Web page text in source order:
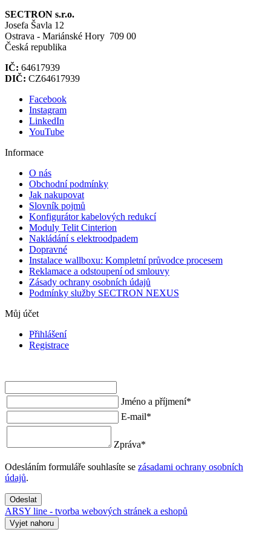
SECTRON s.r.o.
Josefa Šavla 12
Ostrava - Mariánské Hory 709 00
Česká republika
IČ: 64617939
DIČ: CZ64617939
Facebook
Instagram
LinkedIn
YouTube
Informace
O nás
Obchodní podmínky
Jak nakupovat
Slovník pojmů
Konfigurátor kabelových redukcí
Moduly Telit Cinterion
Nakládání s elektroodpadem
Dopravné
Instalace wallboxu: Kompletní průvodce procesem
Reklamace a odstoupení od smlouvy
Zásady ochrany osobních údajů
Podmínky služby SECTRON NEXUS
Můj účet
Přihlášení
Registrace
Jméno a příjmení*
E-mail*
Zpráva*
Odesláním formuláře souhlasíte se zásadami ochrany osobních
údajů.
Odeslat
ARSY line - tvorba webových stránek a eshopů
Vyjet nahoru